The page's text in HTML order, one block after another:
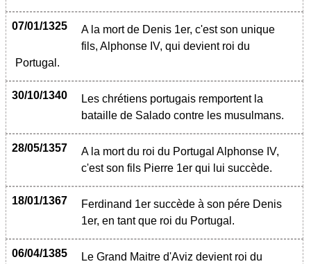
07/01/1325
A la mort de Denis 1er, c'est son unique
fils, Alphonse IV, qui devient roi du
Portugal.
30/10/1340
Les chrétiens portugais remportent la
bataille de Salado contre les musulmans.
28/05/1357
A la mort du roi du Portugal Alphonse IV,
c'est son fils Pierre 1er qui lui succède.
18/01/1367
Ferdinand 1er succède à son pére Denis
1er, en tant que roi du Portugal.
06/04/1385
Le Grand Maitre d'Aviz devient roi du